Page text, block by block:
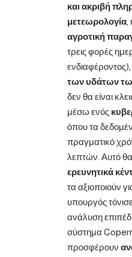
και ακριβή
μετεωρολογία
αγροτική
τρεις φορές
ενδιαφέροντος),
των υδάτων
δεν θα είναι
μέσω ενός
όπου τα
πραγματικό
λεπτών. Αυτό θα
ερευνητικά
τα αξιοποιούν
υπουργός
ανάλυση
σύστημα
προσφέρουν